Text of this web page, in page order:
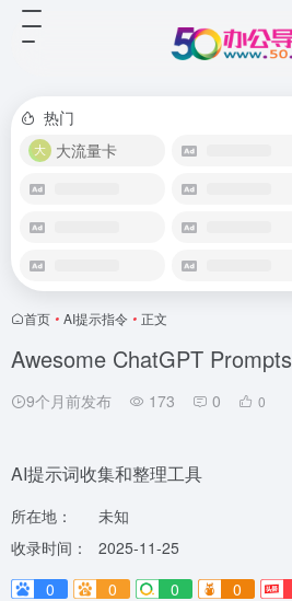
热门
大流量卡
首页 • AI提示指令 • 正文
Awesome ChatGPT Prompts
9个月前发布 173 0 0
AI提示词收集和整理工具
所在地：
未知
收录时间：
2025-11-25
0
0 0 0